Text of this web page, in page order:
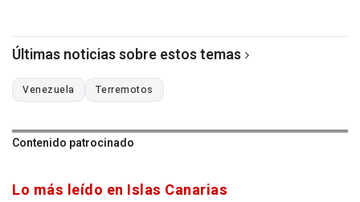
Últimas noticias sobre estos temas
Venezuela Terremotos
Contenido patrocinado
Lo más leído en Islas Canarias